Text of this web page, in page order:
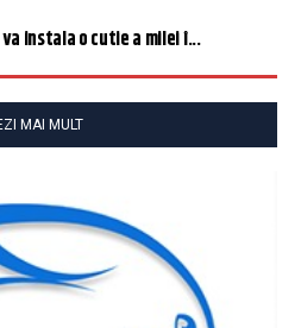
instala o cutie a milei î...
MAI MULT